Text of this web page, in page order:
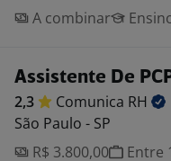
A combinar
Assistente De
2,3 Comunica RH
São Paulo - SP
R$ 3.800,00
Entre